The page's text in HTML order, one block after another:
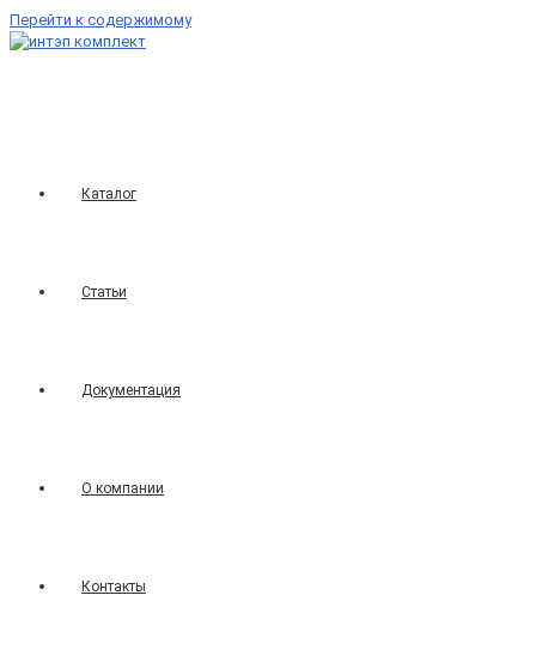
Перейти к содержимому
Каталог
Статьи
Документация
О компании
Контакты